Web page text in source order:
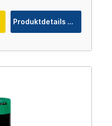
Produktdetails